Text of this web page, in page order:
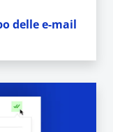
delle e-mail